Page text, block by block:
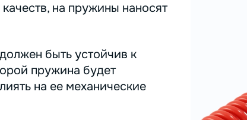
на пружины наносят
быть устойчив к
пружина будет
на ее механические